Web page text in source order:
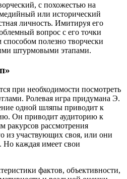
с похожестью на
или исторический
личность. Имитируя его
вопрос с его точки
полезно творчески
штурмовыми этапами.
при необходимости посмотреть
Ролевая игра придумана Э.
одной шляпы приводит к
Он приводит аудиторию к
ракурсов рассмотрения
из участвующих своя, или они
каждая имеет свои
фактов, объективности,